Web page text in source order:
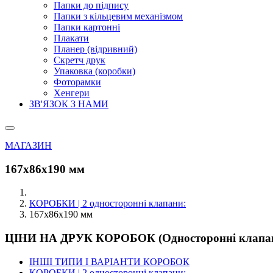
Папки до підпису
Папки з кільцевим механізмом
Папки картонні
Плакати
Планер (відривний)
Скретч друк
Упаковка (коробки)
Фоторамки
Хенгери
ЗВ'ЯЗОК З НАМИ
МАГАЗИН
167х86х190 мм
КОРОБКИ | 2 односторонні клапани:
167х86х190 мм
ЦІНИ НА ДРУК КОРОБОК (Односторонні
ІНШІ ТИПИ І ВАРІАНТИ КОРОБОК